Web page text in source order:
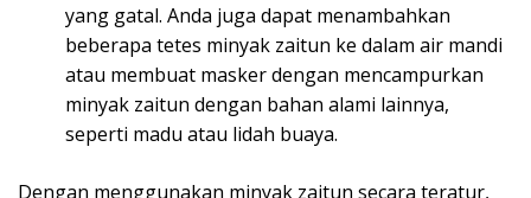
yang gatal. Anda juga dapat menambahkan
beberapa tetes minyak zaitun ke dalam air mandi
atau membuat masker dengan mencampurkan
minyak zaitun dengan bahan alami lainnya,
seperti madu atau lidah buaya.
Dengan menggunakan minyak zaitun secara teratur,